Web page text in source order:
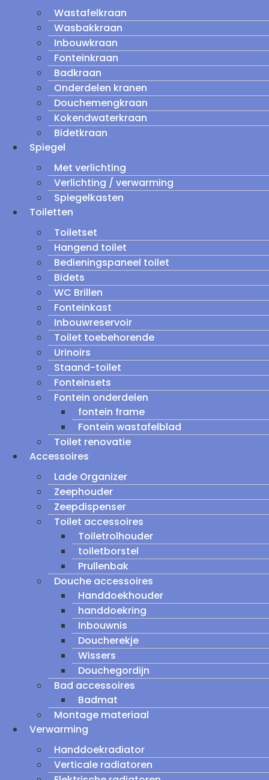
Wastafelkraan
Wasbakkraan
Inbouwkraan
Fonteinkraan
Badkraan
Onderdelen kranen
Douchemengkraan
Kokendwaterkraan
Bidetkraan
Spiegel
Met verlichting
Verlichting / verwarming
Spiegelkasten
Toiletten
Toiletset
Hangend toilet
Bedieningspaneel toilet
Bidets
WC Brillen
Fonteinkast
Inbouwreservoir
Toilet toebehorende
Urinoirs
Staand-toilet
Fonteinsets
Fontein onderdelen
fontein frame
Fontein wastafelblad
Toilet renovatie
Accessoires
Lade Organizer
Zeephouder
Zeepdispenser
Toilet accessoires
Toiletrolhouder
toiletborstel
Prullenbak
Douche accessoires
Handdoekhouder
handdoekring
Inbouwnis
Doucherekje
Wissers
Douchegordijn
Bad accessoires
Badmat
Montage materiaal
Verwarming
Handdoekradiator
Verticale radiatoren